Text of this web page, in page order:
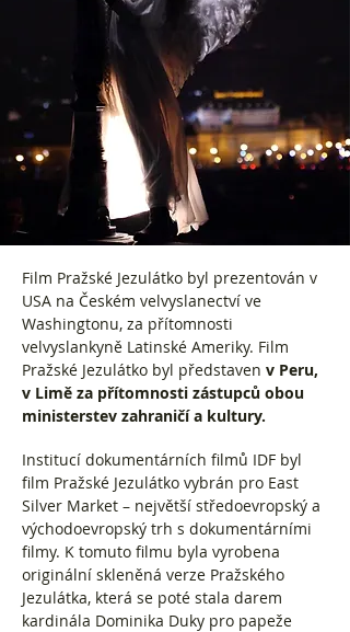
Film Pražské Jezulátko byl prezentován v
USA na Českém velvyslanectví ve
Washingtonu, za přítomnosti
velvyslankyně Latinské Ameriky. Film
Pražské Jezulátko byl představen v Peru,
v Limě za přítomnosti zástupců obou
ministerstev zahraničí a kultury.
Institucí dokumentárních filmů IDF byl
film Pražské Jezulátko vybrán pro East
Silver Market – největší středoevropský a
východoevropský trh s dokumentárními
filmy. K tomuto filmu byla vyrobena
originální skleněná verze Pražského
Jezulátka, která se poté stala darem
kardinála Dominika Duky pro papeže